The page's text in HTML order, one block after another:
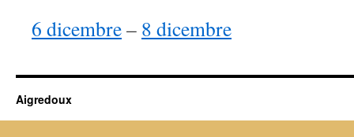
6 dicembre– 8 dicembre
Aigredoux